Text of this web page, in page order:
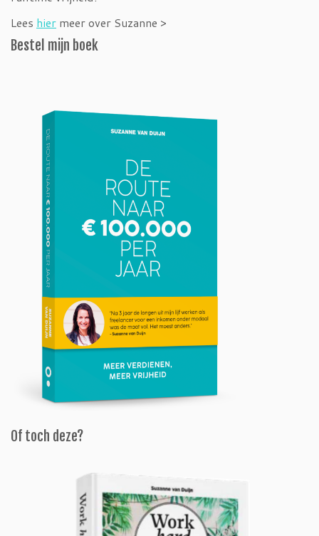
Lees hier meer over Suzanne >
Bestel mijn boek
Of toch deze?